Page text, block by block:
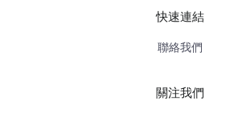
快速連結
聯絡我們
關注我們